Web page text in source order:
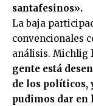
santafesinos».
La baja
convencionales
análisis. Michlig
gente está
de los políticos,
pudimos dar en